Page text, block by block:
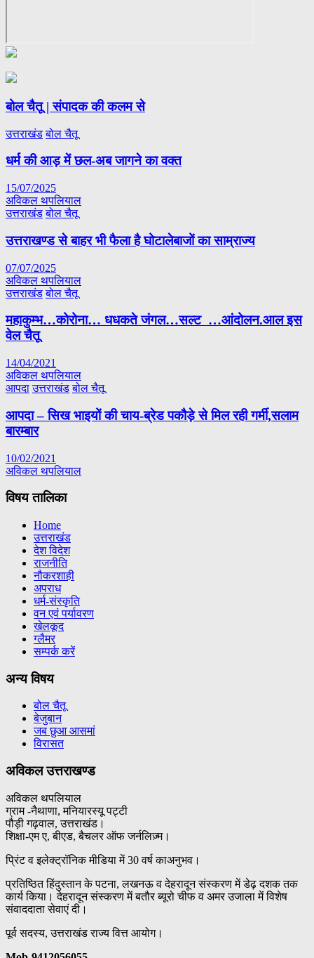
बोल चैतू | संपादक की कलम से
उत्तराखंड बोल चैतू
धर्म की आड़ में छल-अब जागने का वक्त
15/07/2025
अविकल थपलियाल
उत्तराखंड बोल चैतू
उत्तराखण्ड से बाहर भी फैला है घोटालेबाजों का साम्राज्य
07/07/2025
अविकल थपलियाल
उत्तराखंड बोल चैतू
महाकुम्भ…कोरोना… धधकते जंगल…सल्ट …आंदोलन.आल इस
वेल चैतू
14/04/2021
अविकल थपलियाल
आपदा उत्तराखंड बोल चैतू
आपदा – सिख भाइयों की चाय-ब्रेड पकौड़े से मिल रही गर्मी,सलाम
बारम्बार
10/02/2021
अविकल थपलियाल
विषय तालिका
Home
उत्तराखंड
देश विदेश
राजनीति
नौकरशाही
अपराध
धर्म-संस्कृति
वन एवं पर्यावरण
खेलकूद
ग्लैमर
सम्पर्क करें
अन्य विषय
बोल चैतू
बेजुबान
जब छुआ आसमां
विरासत
अविकल उत्तराखण्ड
अविकल थपलियाल
ग्राम -नैथाणा, मनियारस्यू पट्टी
पौड़ी गढ़वाल, उत्तराखंड।
शिक्षा-एम ए, बीएड, बैचलर ऑफ जर्नलिज़्म।
प्रिंट व इलेक्ट्रॉनिक मीडिया में 30 वर्ष काअनुभव।
प्रतिष्ठित हिंदुस्तान के पटना, लखनऊ व देहरादून संस्करण में डेढ़ दशक तक
कार्य किया। देहरादून संस्करण में बतौर ब्यूरो चीफ व अमर उजाला में विशेष
संवाददाता सेवाएं दी।
पूर्व सदस्य, उत्तराखंड राज्य वित्त आयोग।